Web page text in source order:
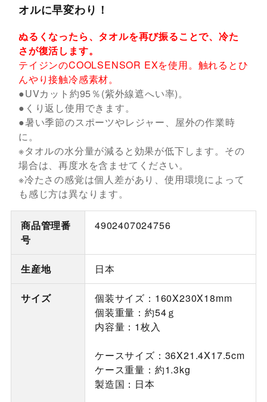
オルに早変わり！
ぬるくなったら、タオルを再び振ることで、冷た
さが復活します。
テイジンのCOOLSENSOR EXを使用。触れるとひ
んやり接触冷感素材。
●UVカット約95％(紫外線遮へい率)。
●くり返し使用できます。
●暑い季節のスポーツやレジャー、屋外の作業時
に。
※タオルの水分量が減ると効果が低下します。その
場合は、再度水を含ませてください。
※冷たさの感覚は個人差があり、使用環境によって
も感じ方は異なります。
商品管理番
号
4902407024756
生産地 日本
サイズ
個装サイズ：160X230X18mm
個装重量：約54ｇ
内容量：1枚入
ケースサイズ：36X21.4X17.5cm
ケース重量：約1.3kg
製造国：日本